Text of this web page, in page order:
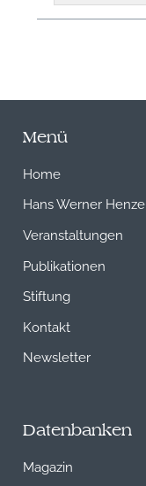
Menü
Home
Hans Werner Henze
Veranstaltungen
Publikationen
Stiftung
Kontakt
Newsletter
Datenbanken
Magazin